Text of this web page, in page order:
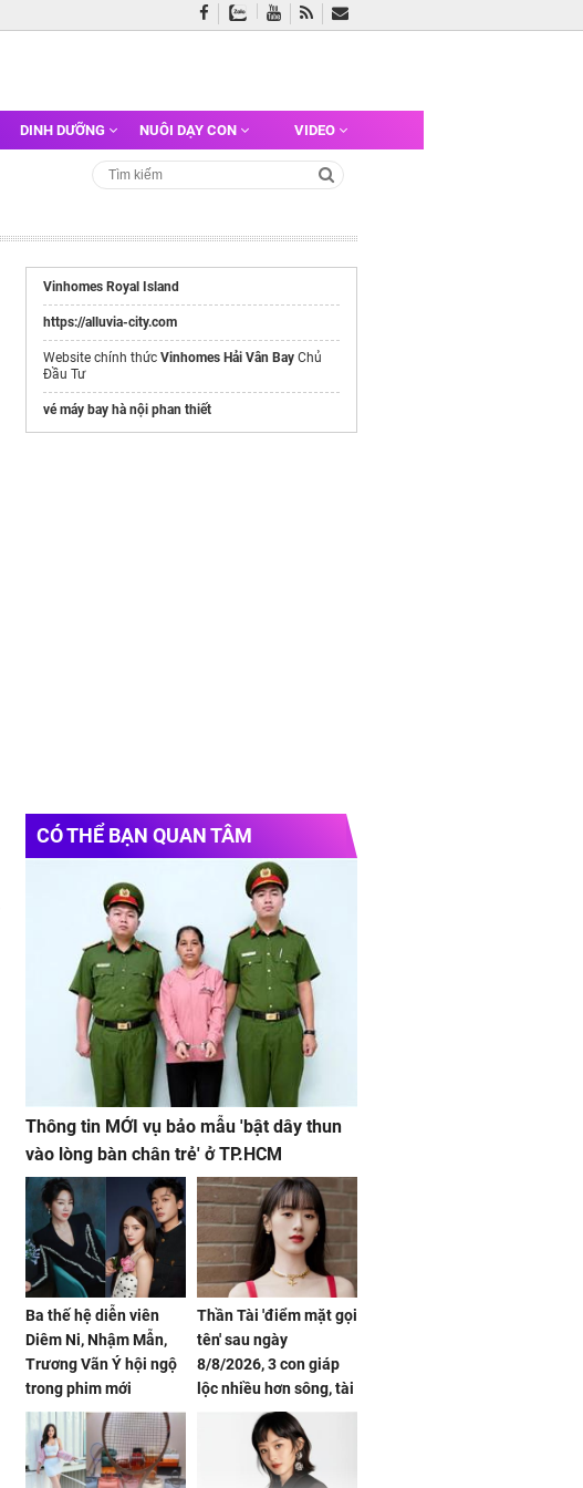
DINH DƯỠNG NUÔI DẠY CON VIDEO
Vinhomes Royal Island
https://alluvia-city.com
Website chính thức Vinhomes Hải Vân Bay Chủ
Đầu Tư
vé máy bay hà nội phan thiết
CÓ THỂ BẠN QUAN TÂM
Thông tin MỚI vụ bảo mẫu 'bật dây thun
vào lòng bàn chân trẻ' ở TP.HCM
Ba thế hệ diễn viên
Diêm Ni, Nhậm Mẫn,
Trương Vãn Ý hội ngộ
trong phim mới
Thần Tài 'điểm mặt gọi
tên' sau ngày
8/8/2026, 3 con giáp
lộc nhiều hơn sông, tài
vận sáng như trăng
Rằm, chính thức hết